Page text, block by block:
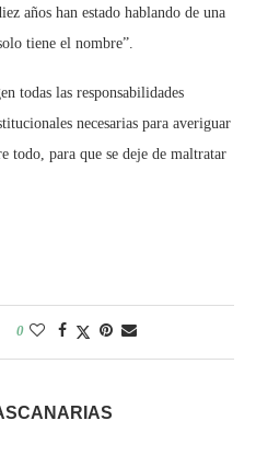
años han estado hablando de una
tiene el nombre”.
todas las responsabilidades
necesarias para averiguar
todo, para que se deje de maltratar
0